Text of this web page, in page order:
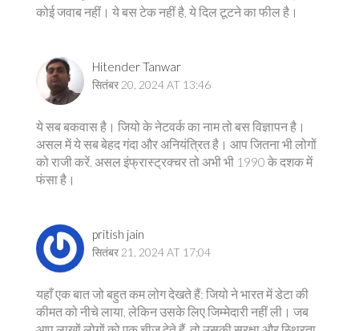
कोई जवाब नहीं। ये बस टेक नहीं है, ये दिल टूटने का फील है।
Hitender Tanwar
सितंबर 20, 2024 AT 13:46
ये सब बकवास है। जियो के नेटवर्क का नाम तो बस विज्ञापन है।
असल में ये सब बेहद गंदा और अनियंत्रित है। आप जितना भी लोगों
को राजी करें, असल इंफ्रास्ट्रक्चर तो अभी भी 1990 के दशक में
फंसा है।
pritish jain
सितंबर 21, 2024 AT 17:04
यहाँ एक बात जो बहुत कम लोग देखते हैं: जियो ने भारत में डेटा की
कीमत को नीचे लाया, लेकिन उसके लिए जिम्मेदारी नहीं ली। जब